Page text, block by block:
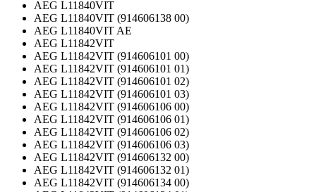
AEG L11840VIT
AEG L11840VIT (914606138 00)
AEG L11840VIT AE
AEG L11842VIT
AEG L11842VIT (914606101 00)
AEG L11842VIT (914606101 01)
AEG L11842VIT (914606101 02)
AEG L11842VIT (914606101 03)
AEG L11842VIT (914606106 00)
AEG L11842VIT (914606106 01)
AEG L11842VIT (914606106 02)
AEG L11842VIT (914606106 03)
AEG L11842VIT (914606132 00)
AEG L11842VIT (914606132 01)
AEG L11842VIT (914606134 00)